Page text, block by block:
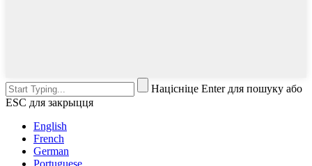
Націсніце Enter для пошуку або
ESC для закрыцця
English
French
German